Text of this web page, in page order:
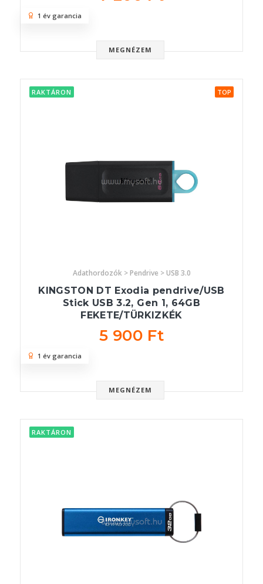
MEGNÉZEM
1 év garancia
RAKTÁRON TOP
Adathordozók > Pendrive > USB 3.0
KINGSTON DT Exodia pendrive/USB
Stick USB 3.2, Gen 1, 64GB
FEKETE/TÜRKIZKÉK
5 900 Ft
MEGNÉZEM
1 év garancia
RAKTÁRON